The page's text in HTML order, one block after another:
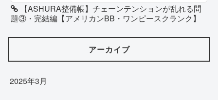
【ASHURA整備帳】チェーンテンションが乱れる問
題③・完結編【アメリカンBB・ワンピースクランク】
アーカイブ
2025年3月